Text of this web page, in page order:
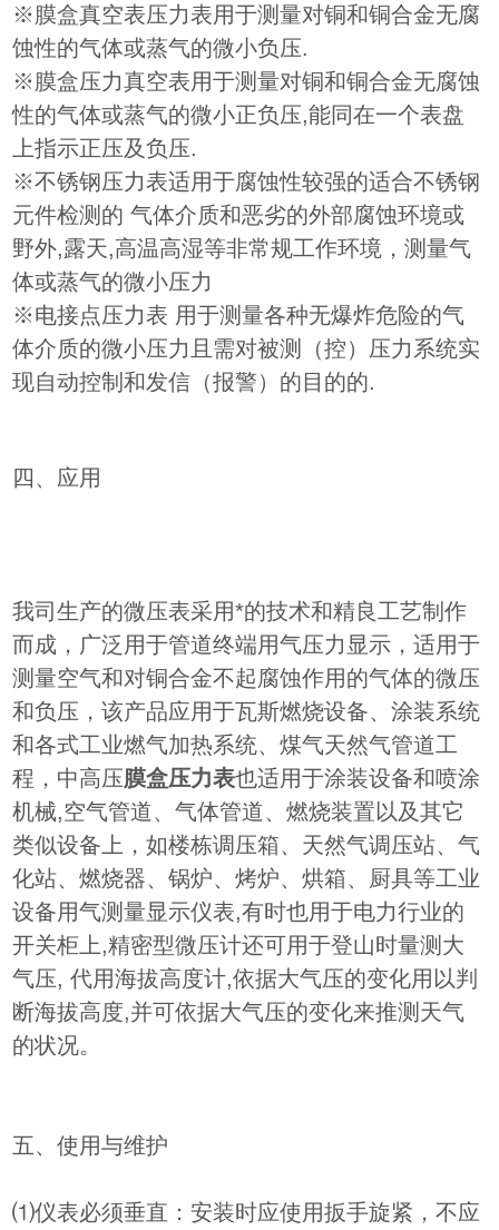
※膜盒真空表压力表用于测量对铜和铜合金无腐
蚀性的气体或蒸气的微小负压.
※膜盒压力真空表用于测量对铜和铜合金无腐蚀
性的气体或蒸气的微小正负压,能同在一个表盘
上指示正压及负压.
※不锈钢压力表适用于腐蚀性较强的适合不锈钢
元件检测的 气体介质和恶劣的外部腐蚀环境或
野外,露天,高温高湿等非常规工作环境，测量气
体或蒸气的微小压力
※电接点压力表 用于测量各种无爆炸危险的气
体介质的微小压力且需对被测（控）压力系统实
现自动控制和发信（报警）的目的的.
四、应用
我司生产的微压表采用*的技术和精良工艺制作
而成，广泛用于管道终端用气压力显示，适用于
测量空气和对铜合金不起腐蚀作用的气体的微压
和负压，该产品应用于瓦斯燃烧设备、涂装系统
和各式工业燃气加热系统、煤气天然气管道工
程，中高压膜盒压力表也适用于涂装设备和喷涂
机械,空气管道、气体管道、燃烧装置以及其它
类似设备上，如楼栋调压箱、天然气调压站、气
化站、燃烧器、锅炉、烤炉、烘箱、厨具等工业
设备用气测量显示仪表,有时也用于电力行业的
开关柜上,精密型微压计还可用于登山时量测大
气压, 代用海拔高度计,依据大气压的变化用以判
断海拔高度,并可依据大气压的变化来推测天气
的状况。
五、使用与维护
⑴仪表必须垂直：安装时应使用扳手旋紧，不应